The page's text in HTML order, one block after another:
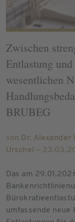
Zwischen
Entlastung
wesentlichen
BRUBEG
von Dr. Alexander
Urschel —
Das am
umfassende neue